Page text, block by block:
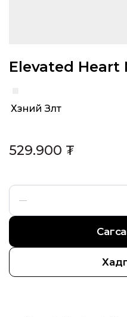
Elevated Heart
Хүзүүний Зүүлт
529.900 ₮